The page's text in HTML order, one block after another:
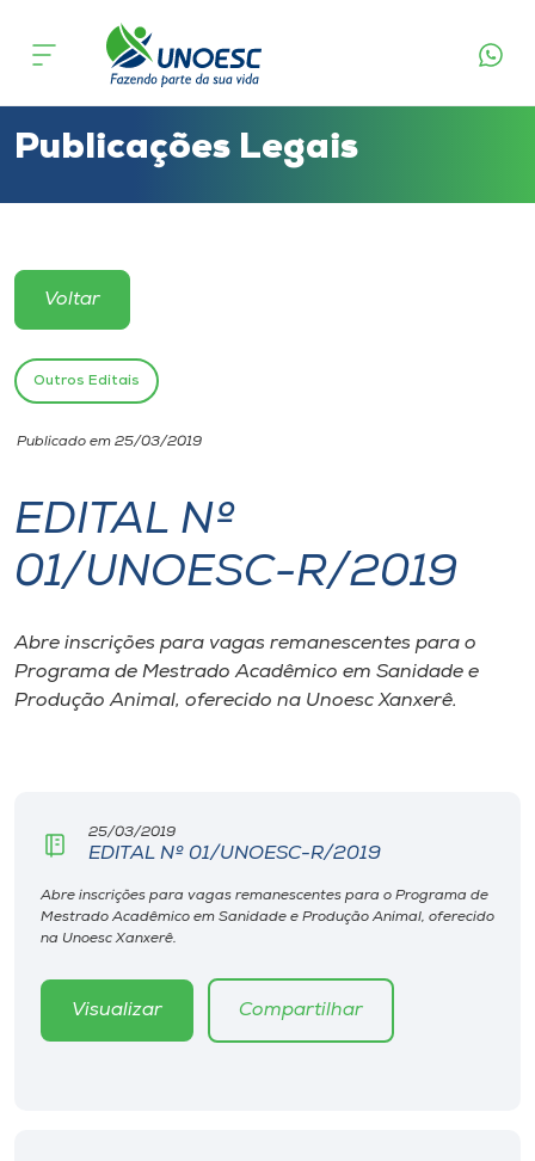
Cursos
Atendimento ao Estudante
Portal de Ensino
Unoesc
Internacionalização
I.nova
Diplomados
Editora
Rádio
Publicações Legais
Voltar
Outros Editais
Publicado em 25/03/2019
EDITAL Nº
01/UNOESC-R/2019
Abre inscrições para vagas remanescentes para o
Programa de Mestrado Acadêmico em Sanidade e
Produção Animal, oferecido na Unoesc Xanxerê.
25/03/2019
EDITAL Nº 01/UNOESC-R/2019
Abre inscrições para vagas remanescentes para o Programa de
Mestrado Acadêmico em Sanidade e Produção Animal, oferecido
na Unoesc Xanxerê.
Visualizar Compartilhar